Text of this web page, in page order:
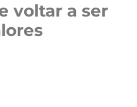
voltar a ser